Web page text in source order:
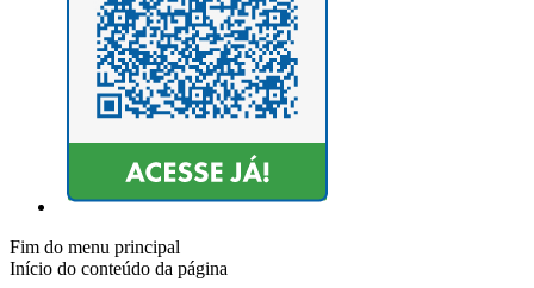
Fim do menu principal
Início do conteúdo da página